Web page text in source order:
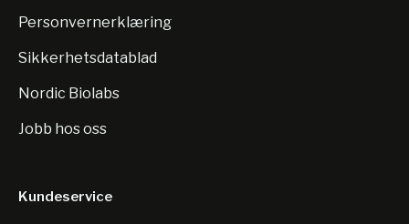
Personvernerklæring
Sikkerhetsdatablad
Nordic Biolabs
Jobb hos oss
Kundeservice